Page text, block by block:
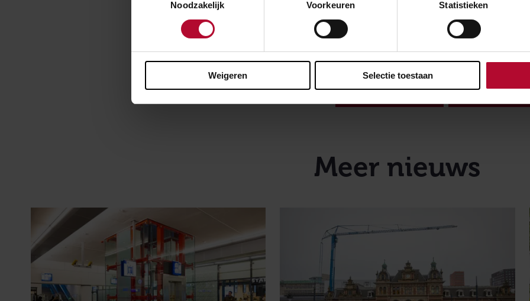
Noodzakelijk
Voorkeuren Statistieken
Weigeren Selectie toestaan
Meer over:
Meer nieuws